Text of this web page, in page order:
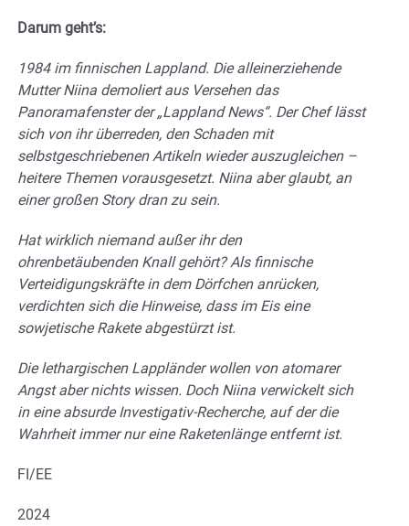
Darum geht’s:
1984 im finnischen Lappland. Die alleinerziehende
Mutter Niina demoliert aus Versehen das
Panoramafenster der „Lappland News“. Der Chef lässt
sich von ihr überreden, den Schaden mit
selbstgeschriebenen Artikeln wieder auszugleichen –
heitere Themen vorausgesetzt. Niina aber glaubt, an
einer großen Story dran zu sein.
Hat wirklich niemand außer ihr den
ohrenbetäubenden Knall gehört? Als finnische
Verteidigungskräfte in dem Dörfchen anrücken,
verdichten sich die Hinweise, dass im Eis eine
sowjetische Rakete abgestürzt ist.
Die lethargischen Lappländer wollen von atomarer
Angst aber nichts wissen. Doch Niina verwickelt sich
in eine absurde Investigativ-Recherche, auf der die
Wahrheit immer nur eine Raketenlänge entfernt ist.
FI/EE
2024